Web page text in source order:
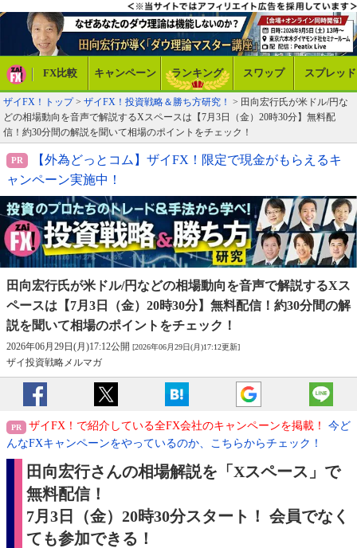
FX比較 キャンペーン ランキング スワップ スプレッド
ザイFX！トップ> ザイFX！投資戦略＆勝ち方研究！ > 田向宏行氏が米ドル/円な
どの相場動向を音声で解説するXスペースは【7月3日（金）20時30分】無料配
信！約30分間の解説を聞いて相場のポイントをチェック！
【外為どっとコム】ザイFX！限定で現金がもらえるキ
ャンペーン実施中！
田向宏行氏が米ドル/円などの相場動向を音声で解説するXス
ペースは【7月3日（金）20時30分】無料配信！ 約30分間の解
説を聞いて相場のポイントをチェック！
2026年06月29日(月)17:12公開 [2026年06月29日(月)17:12更新]
ザイ投資戦略メルマガ
ザイFX！で紹介している全FX会社のキャンペーンを掲載！
今ど
んなFXキャンペーンをやっているのか、こちらからチェック！
田向宏行さんの相場解説を「Xスペース」で
無料配信！
7月3日（金）20時30分スタート！ 会員でなく
ても参加できる！